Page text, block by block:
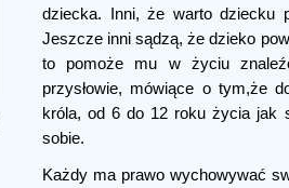
dziecka. Inni, że warto dziecku
Jeszcze inni sądzą, że dzieko
to pomoże mu w życiu
przysłowie, mówiące o tym,że
króla, od 6 do 12 roku życia jak
sobie.
Każdy ma prawo wychowywać